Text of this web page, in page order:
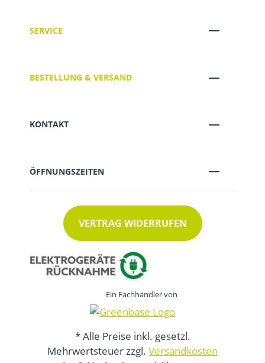
SERVICE
BESTELLUNG & VERSAND
KONTAKT
ÖFFNUNGSZEITEN
VERTRAG WIDERRUFEN
Ein Fachhändler von
* Alle Preise inkl. gesetzl.
Mehrwertsteuer zzgl. Versandkosten